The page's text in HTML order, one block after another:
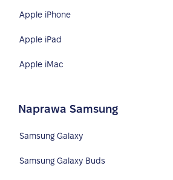
Apple iPhone
Apple iPad
Apple iMac
Naprawa Samsung
Samsung Galaxy
Samsung Galaxy Buds